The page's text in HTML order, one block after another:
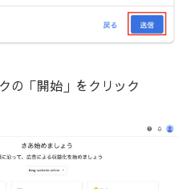
の「開始」をクリック